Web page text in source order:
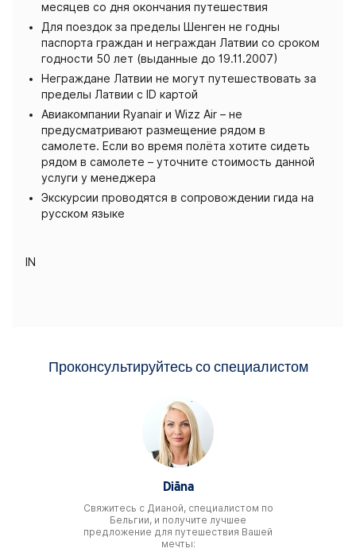
месяцев со дня окончания путешествия
Для поездок за пределы Шенген не годны
паспорта граждан и неграждан Латвии со сроком
годности 50 лет (выданные до 19.11.2007)
Неграждане Латвии не могут путешествовать за
пределы Латвии с ID картой
Авиакомпании Ryanair и Wizz Air – не
предусматривают размещение рядом в
самолете. Если во время полёта хотите сидеть
рядом в самолете – уточните стоимость данной
услуги у менеджера
Экскурсии проводятся в сопровождении гида на
русском языке
IN
Проконсультируйтесь со специалистом
Diāna
Свяжитесь c Дианой, специалистом по
Бельгии, и получите лучшее
предложение для путешествия Вашей
мечты: